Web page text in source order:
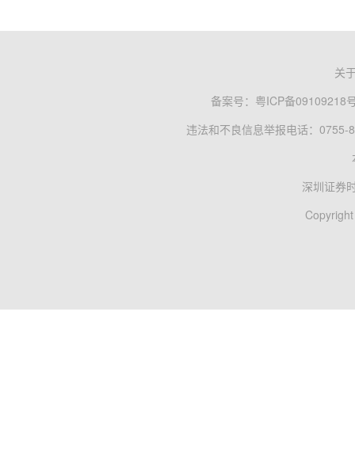
关
备案号： 粤ICP备09109218
违法和不良信息举报电话：0755-
深圳证券